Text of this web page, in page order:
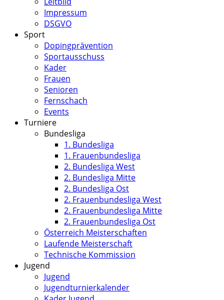
Impressum
DSGVO
Sport
Dopingprävention
Sportausschuss
Kader
Frauen
Senioren
Fernschach
Events
Turniere
Bundesliga
1. Bundesliga
1. Frauenbundesliga
2. Bundesliga West
2. Bundesliga Mitte
2. Bundesliga Ost
2. Frauenbundesliga West
2. Frauenbundesliga Mitte
2. Frauenbundesliga Ost
Österreich Meisterschaften
Laufende Meisterschaft
Technische Kommission
Jugend
Jugend
Jugendturnierkalender